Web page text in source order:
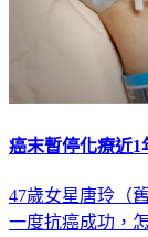
癌末暫停化療近1
47歲女星唐玲（
一度抗癌成功，